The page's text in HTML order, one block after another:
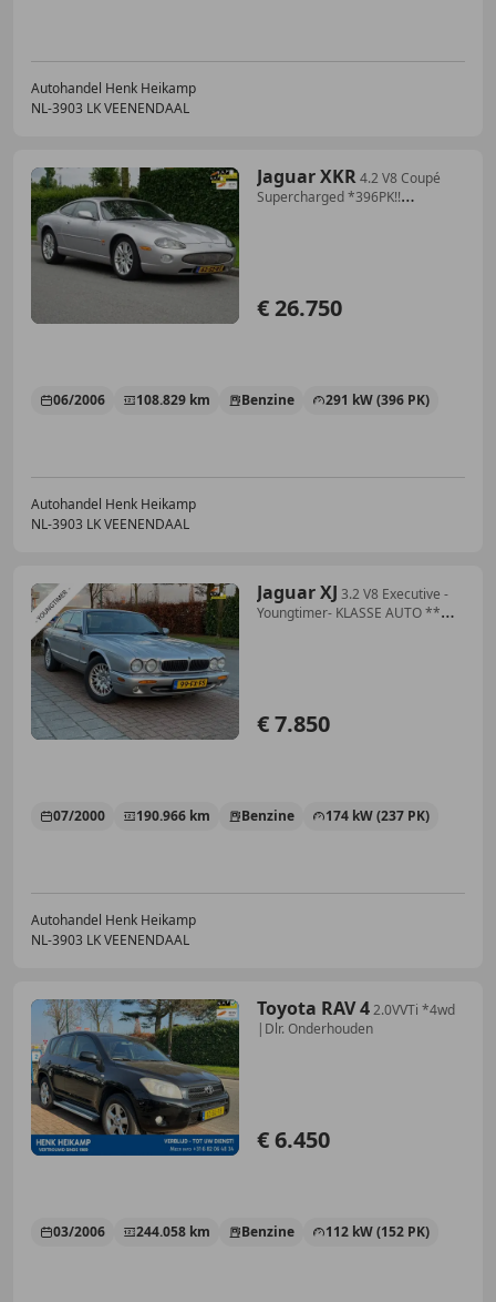
Autohandel Henk Heikamp
NL-3903 LK VEENENDAAL
Jaguar XKR4.2 V8 Coupé
Supercharged *396PK!!
€ 26.750
06/2006 108.829 km Benzine 291 kW (396 PK)
Autohandel Henk Heikamp
NL-3903 LK VEENENDAAL
Jaguar XJ 3.2 V8 Executive -
Youngtimer- KLASSE AUTO **
€ 7.850
07/2000 190.966 km Benzine 174 kW (237 PK)
Autohandel Henk Heikamp
NL-3903 LK VEENENDAAL
Toyota RAV 42.0VVTi *4wd
|Dlr. Onderhouden
€ 6.450
03/2006 244.058 km Benzine 112 kW (152 PK)